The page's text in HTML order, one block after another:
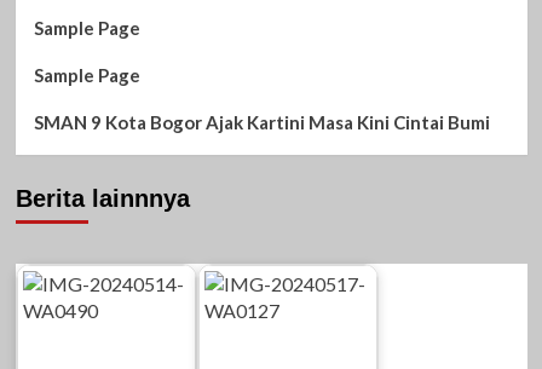
Sample Page
Sample Page
SMAN 9 Kota Bogor Ajak Kartini Masa Kini Cintai Bumi
Berita lainnnya